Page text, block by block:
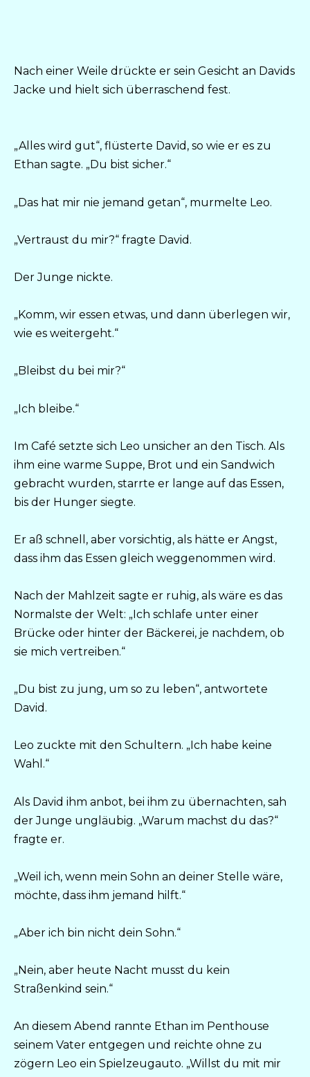
Nach einer Weile drückte er sein Gesicht an Davids
Jacke und hielt sich überraschend fest.
„Alles wird gut“, flüsterte David, so wie er es zu
Ethan sagte. „Du bist sicher.“
„Das hat mir nie jemand getan“, murmelte Leo.
„Vertraust du mir?“ fragte David.
Der Junge nickte.
„Komm, wir essen etwas, und dann überlegen wir,
wie es weitergeht.“
„Bleibst du bei mir?“
„Ich bleibe.“
Im Café setzte sich Leo unsicher an den Tisch. Als
ihm eine warme Suppe, Brot und ein Sandwich
gebracht wurden, starrte er lange auf das Essen,
bis der Hunger siegte.
Er aß schnell, aber vorsichtig, als hätte er Angst,
dass ihm das Essen gleich weggenommen wird.
Nach der Mahlzeit sagte er ruhig, als wäre es das
Normalste der Welt: „Ich schlafe unter einer
Brücke oder hinter der Bäckerei, je nachdem, ob
sie mich vertreiben.“
„Du bist zu jung, um so zu leben“, antwortete
David.
Leo zuckte mit den Schultern. „Ich habe keine
Wahl.“
Als David ihm anbot, bei ihm zu übernachten, sah
der Junge ungläubig. „Warum machst du das?“
fragte er.
„Weil ich, wenn mein Sohn an deiner Stelle wäre,
möchte, dass ihm jemand hilft.“
„Aber ich bin nicht dein Sohn.“
„Nein, aber heute Nacht musst du kein
Straßenkind sein.“
An diesem Abend rannte Ethan im Penthouse
seinem Vater entgegen und reichte ohne zu
zögern Leo ein Spielzeugauto. „Willst du mit mir